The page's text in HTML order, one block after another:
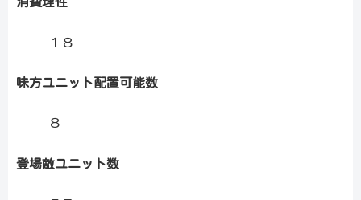
１８
味方ユニット配置可能数
８
登場敵ユニット数